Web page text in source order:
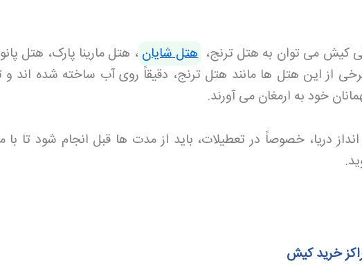
کیش می توان به هتل ترنج، هتل شایان، هتل مارینا پارک، هتل
از این هتل ها مانند هتل ترنج، دقیقاً روی آب ساخته شده اند و
خود به ارمغان می آورند.
دریا، خصوصاً در تعطیلات، باید از مدت ها قبل انجام شود تا
.
خرید کیش